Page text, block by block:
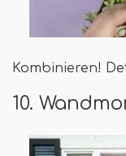
Kombinieren!
10.